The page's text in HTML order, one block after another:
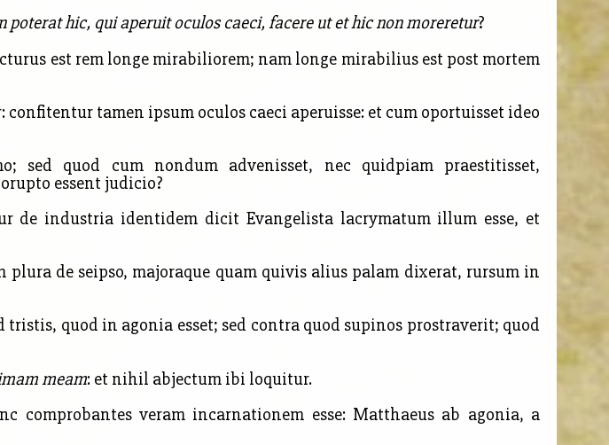
hic, qui aperuit oculos caeci, facere ut et hic non moreretur?
est rem longe mirabiliorem; nam longe mirabilius est post mortem
tamen ipsum oculos caeci aperuisse: et cum oportuisset ideo
sed quod cum nondum advenisset, nec quidpiam praestitisset,
essent judicio?
de industria identidem dicit Evangelista lacrymatum illum esse, et
de seipso, majoraque quam quivis alius palam dixerat, rursum in
quod in agonia esset; sed contra quod supinos prostraverit; quod
meam: et nihil abjectum ibi loquitur.
veram incarnationem esse: Matthaeus ab agonia, a